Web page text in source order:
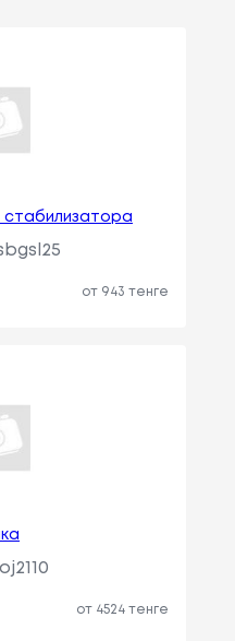
стабилизатора
от 943 тенге
от 4524 тенге